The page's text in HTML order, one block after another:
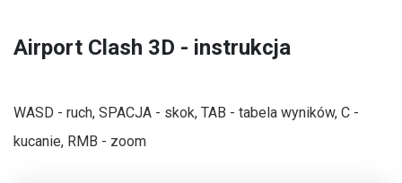
Airport Clash 3D - instrukcja
WASD - ruch, SPACJA - skok, TAB - tabela wyników, C -
kucanie, RMB - zoom